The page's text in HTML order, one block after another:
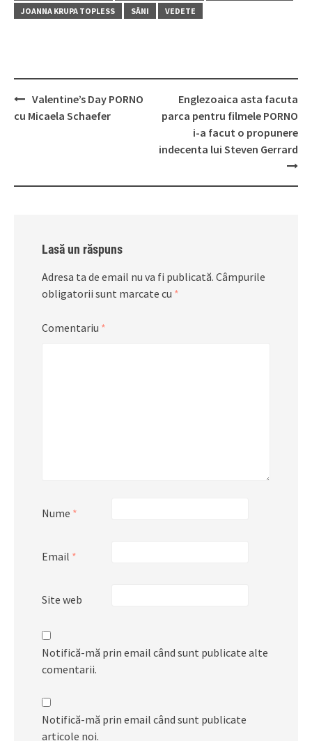
JOANNA KRUPA TOPLESS
SÂNI VEDETE
Post
navigation
Valentine’s Day PORNO
cu Micaela Schaefer
Englezoaica asta facuta
parca pentru filmele PORNO
i-a facut o propunere
indecenta lui Steven Gerrard
Lasă un răspuns
Adresa ta de email nu va fi publicată. Câmpurile
obligatorii sunt marcate cu *
Comentariu *
Nume *
Email *
Site web
Notifică-mă prin email când sunt publicate alte
comentarii.
Notifică-mă prin email când sunt publicate
articole noi.